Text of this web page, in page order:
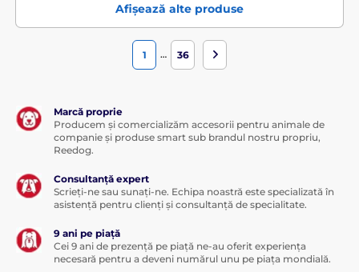
Afișează alte produse
1 … 36
Marcă proprie
Producem și comercializăm accesorii pentru animale de
companie și produse smart sub brandul nostru propriu,
Reedog.
Consultanță expert
Scrieți-ne sau sunați-ne. Echipa noastră este specializată în
asistență pentru clienți și consultanță de specialitate.
9 ani pe piață
Cei 9 ani de prezență pe piață ne-au oferit experiența
necesară pentru a deveni numărul unu pe piața mondială.